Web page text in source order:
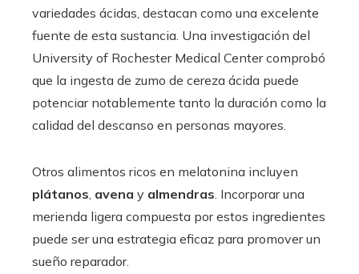
variedades ácidas, destacan como una excelente
fuente de esta sustancia. Una investigación del
University of Rochester Medical Center comprobó
que la ingesta de zumo de cereza ácida puede
potenciar notablemente tanto la duración como la
calidad del descanso en personas mayores.
Otros alimentos ricos en melatonina incluyen
plátanos, avena y almendras. Incorporar una
merienda ligera compuesta por estos ingredientes
puede ser una estrategia eficaz para promover un
sueño reparador.